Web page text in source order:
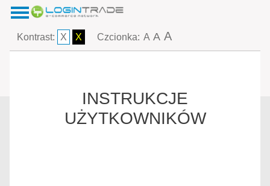
Kontrast: X X Czcionka: A A A
INSTRUKCJE
UŻYTKOWNIKÓW